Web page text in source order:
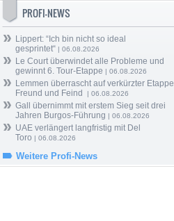
PROFI-NEWS
Lippert: “Ich bin nicht so ideal
gesprintet“ | 06.08.2026
Le Court überwindet alle Probleme und
gewinnt 6. Tour-Etappe | 06.08.2026
Lemmen überrascht auf verkürzter Etappe
Freund und Feind
| 06.08.2026
Gall übernimmt mit erstem Sieg seit drei
Jahren Burgos-Führung | 06.08.2026
UAE verlängert langfristig mit Del
Toro | 06.08.2026
Weitere Profi-News